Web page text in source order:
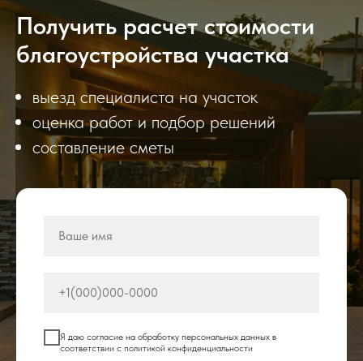
Получить расчет стоимости
благоустройства участка
выезд специалиста на участок
оценка работ и подбор решений
составление сметы
Я даю согласие на обработку персональных данных в
соответствии с политикой конфиденциальности